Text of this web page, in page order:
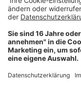
Über uns
Dehner
Jobs bei